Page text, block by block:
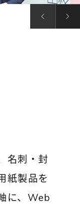
名刺・封
紙製品を
に、Web